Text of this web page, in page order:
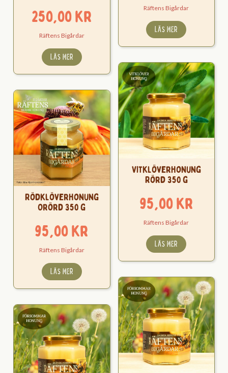
Räftens Bigårdar
LÄS MER
250,00kr
Räftens Bigårdar
LÄS MER
Vitklöverhonung
Rörd 350 g
95,00kr
Räftens Bigårdar
LÄS MER
Rödklöverhonung
Orörd 350 g
95,00kr
Räftens Bigårdar
LÄS MER